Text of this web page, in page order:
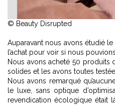
© Beauty Disrupted
Auparavant nous avons étudié
l’achat pour voir si nous
Nous avons acheté 50 produits
solides et les avons toutes
Nous avons remarqué
le luxe, sans optique
revendication écologique était